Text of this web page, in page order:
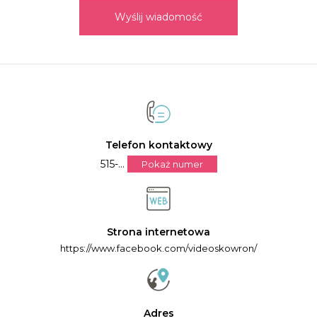
Wyślij wiadomość
Telefon kontaktowy
515-...
Pokaż numer
Strona internetowa
https://www.facebook.com/videoskowron/
Adres